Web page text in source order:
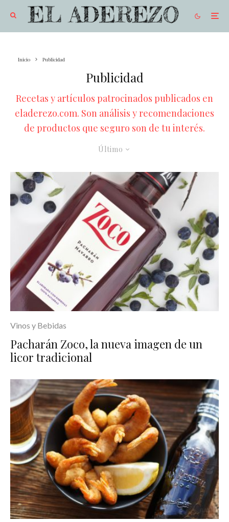
Inicio Publicidad
Publicidad
Recetas y artículos patrocinados publicados en
eladerezo.com. Son análisis y recomendaciones
de productos que seguro son de tu interés.
Último
Vinos y Bebidas
Pacharán Zoco, la nueva imagen de un
licor tradicional